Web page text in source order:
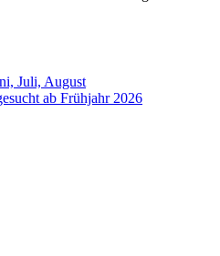
Juli, August
ab Frühjahr 2026